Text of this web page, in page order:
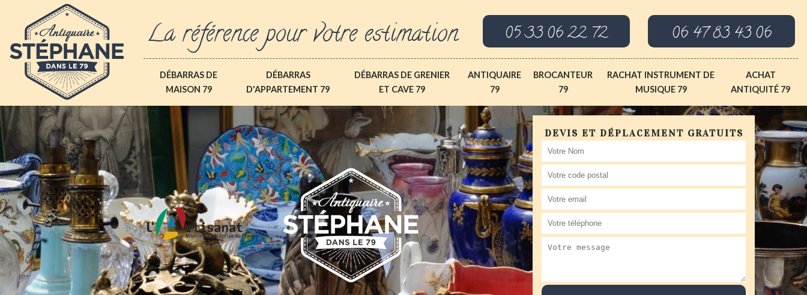
La référence pour votre estimation 05 33 06 22 72 06 47 83 43 06
DÉBARRAS DE
MAISON 79
DÉBARRAS
D'APPARTEMENT 79
DÉBARRAS DE GRENIER
ET CAVE 79
ANTIQUAIRE
79
BROCANTEUR
79
RACHAT INSTRUMENT DE
MUSIQUE 79
ACHAT
ANTIQUITÉ 79
DEVIS ET DÉPLACEMENT GRATUITS